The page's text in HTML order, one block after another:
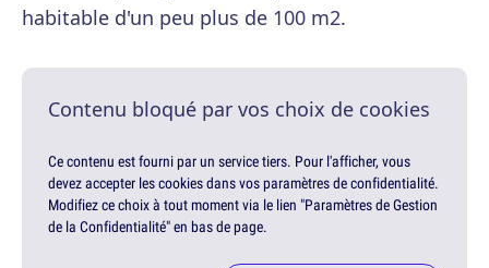
habitable d'un peu plus de 100 m2.
Contenu bloqué par vos choix de cookies
Ce contenu est fourni par un service tiers. Pour l'afficher, vous
devez accepter les cookies dans vos paramètres de confidentialité.
Modifiez ce choix à tout moment via le lien "Paramètres de Gestion
de la Confidentialité" en bas de page.